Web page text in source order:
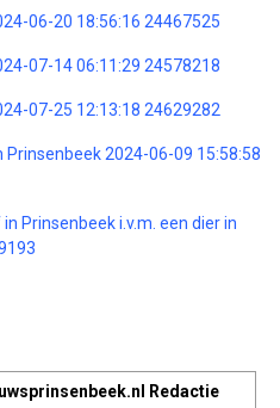
06-20 18:56:16 24467525
07-14 06:11:29 24578218
07-25 12:13:18 24629282
2024-06-09 15:58:58
Prinsenbeek i.v.m. een dier in
Redactie